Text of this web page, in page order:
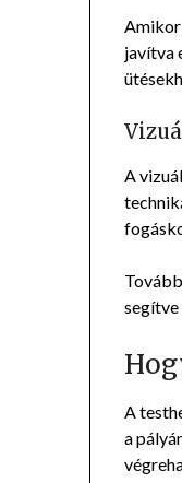
Amikor
javítva
A
segítve
A
a